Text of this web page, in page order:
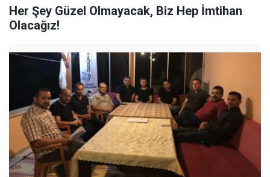
Her Şey Güzel Olmayacak, Biz Hep İmtihan
Olacağız!